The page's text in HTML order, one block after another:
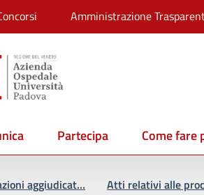
Amministrazione
Partecipa Come fare
aggiudicat… Atti relativi alle